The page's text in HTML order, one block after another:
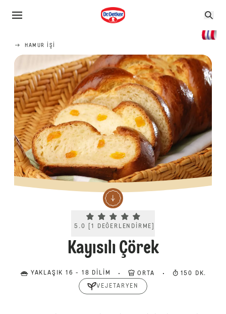
HAMUR IŞI
Current rating 5.0. Click to rate.
5.0 [1 DEĞERLENDIRME
Kayısılı Çörek
YAKLAŞIK 16 - 18 DILIM ORTA 150 DK.
VEJETARYEN